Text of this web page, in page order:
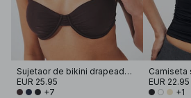
Sujetaor de bikini drapeado con tirantes anchos
EUR 25.95
+7
EUR 22.95
+1